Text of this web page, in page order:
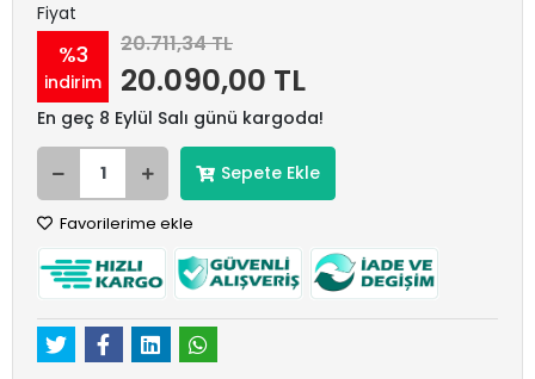
Fiyat
%3
indirim
20.711,34 TL
20.090,00 TL
En geç 8 Eylül Salı günü kargoda!
Sepete Ekle
Favorilerime ekle